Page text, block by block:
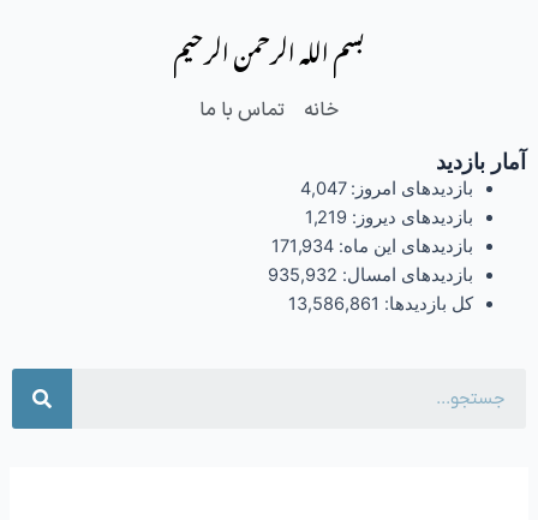
بسم الله الرحمن الرحیم
خانه تماس با ما
آمار بازدید
بازدیدهای امروز:4,047
بازدیدهای دیروز: 1,219
بازدیدهای این ماه: 171,934
بازدیدهای امسال: 935,932
کل بازدیدها: 13,586,861